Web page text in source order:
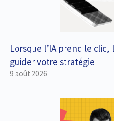
Lorsque l’IA prend le
guider votre stratégie
9 août 2026